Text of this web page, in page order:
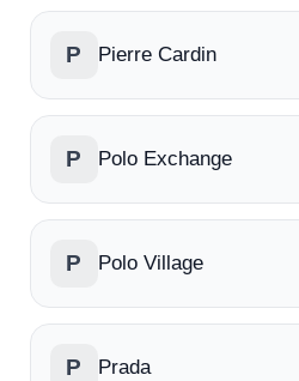
P Pierre Cardin
P Polo Exchange
P Polo Village
P Prada